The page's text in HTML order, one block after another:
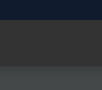
spelmechanica